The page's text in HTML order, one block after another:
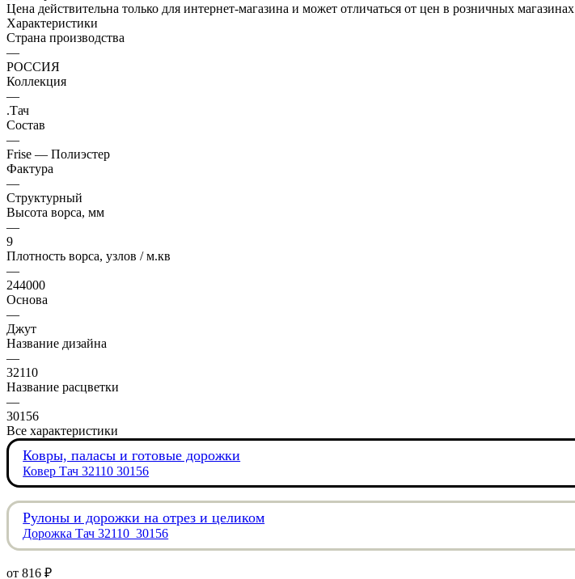
Цена действительна только для интернет-магазина и может отличаться от цен в розничных магазинах
Характеристики
Страна производства
—
РОССИЯ
Коллекция
—
.Тач
Состав
—
Frise — Полиэстер
Фактура
—
Структурный
Высота ворса, мм
—
9
Плотность ворса, узлов / м.кв
—
244000
Основа
—
Джут
Название дизайна
—
32110
Название расцветки
—
30156
Все характеристики
Ковры, паласы и готовые дорожки
Ковер Тач 32110 30156
Рулоны и дорожки на отрез и целиком
Дорожка Тач 32110_30156
от 816 ₽